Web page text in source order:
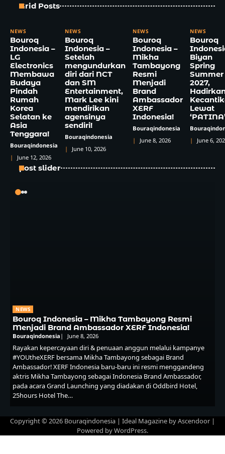
Grid Posts
NEWS
Bouroq
Indonesia –
LG
Electronics
Membawa
Budaya
Pindah
Rumah
Korea
Selatan ke
Asia
Tenggara!
Bouraqindonesia
June 12, 2026
NEWS
Bouroq
Indonesia –
Setelah
mengundurkan
diri dari NCT
dan SM
Entertainment,
Mark Lee kini
mendirikan
agensinya
sendiri!
Bouraqindonesia
June 10, 2026
NEWS
Bouroq
Indonesia –
Mikha
Tambayong
Resmi
Menjadi
Brand
Ambassador
XERF
Indonesia!
Bouraqindonesia
June 8, 2026
NEWS
Bouroq
Biyan
Spring
Summer
2027,
Lewat
June 6,
post slider
NEWS
Bouroq Indonesia – Mikha Tambayong Resmi
Menjadi Brand Ambassador XERF Indonesia!
Bouraqindonesia June 8, 2026
Rayakan kepercayaan diri & penuaan anggun melalui kampanye
#YOUtheXERF bersama Mikha Tambayong sebagai Brand
Ambassador! XERF Indonesia baru-baru ini resmi menggandeng
aktris Mikha Tambayong sebagai Indonesia Brand Ambassador,
pada acara Grand Launching yang diadakan di Oddbird Hotel,
25hours Hotel The…
Copyright © 2026 Bouraqindonesia | Ideal Magazine byAscendoor |
Powered byWordPress.